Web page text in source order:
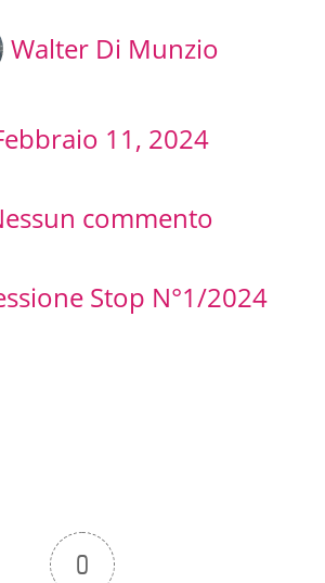
Walter Di Munzio
11, 2024
commento
Stop N°1/2024
0